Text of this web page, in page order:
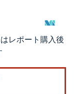
示が必要です。
レポート購入後